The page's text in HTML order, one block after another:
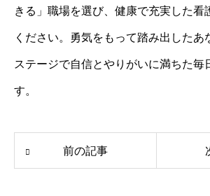
きる」職場を選び、健康で充実した看
ください。勇気をもって踏み出したあ
ステージで自信とやりがいに満ちた毎
す。
前の記事